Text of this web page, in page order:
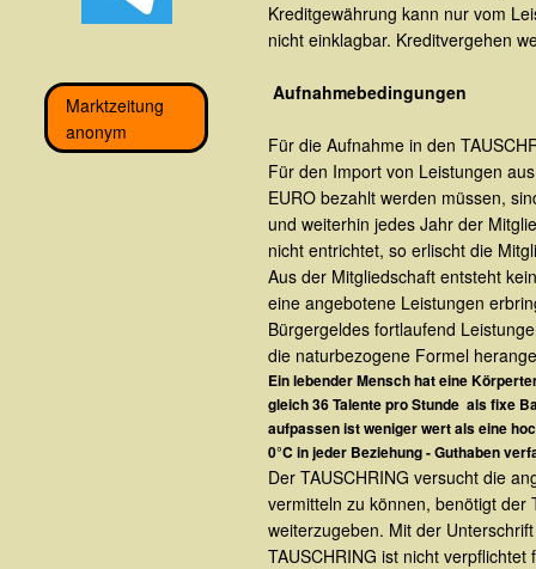
Marktzeitung
anonym
Kreditgewährung kann nur vom
nicht einklagbar. Kreditvergehen
Aufnahmebedingungen
Für die Aufnahme in den
Für den Import von Leistungen
EURO bezahlt werden müssen,
und weiterhin jedes Jahr der
nicht entrichtet, so erlischt die
Aus der Mitgliedschaft entsteht
eine angebotene Leistungen
Bürgergeldes fortlaufend
die naturbezogene Formel
Ein lebender Mensch hat eine
gleich 36 Talente pro Stunde als fixe
aufpassen ist weniger wert als eine
0°C in jeder Beziehung - Guthaben
Der TAUSCHRING versucht die
vermitteln zu können, benötigt der
weiterzugeben. Mit der
TAUSCHRING ist nicht